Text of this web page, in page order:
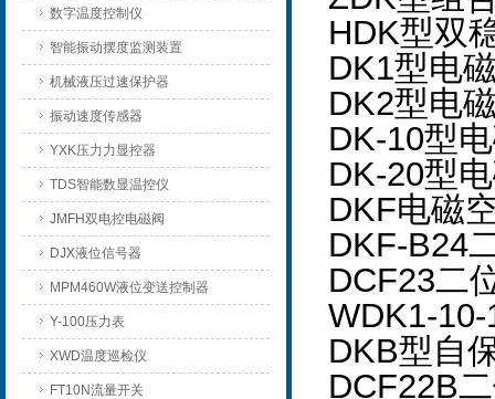
数字温度控制仪
智能振动摆度监测装置
机械液压过速保护器
振动速度传感器
YXK压力力显控器
TDS智能数显温控仪
JMFH双电控电磁阀
DJX液位信号器
MPM460W液位变送控制器
Y-100压力表
XWD温度巡检仪
FT10N流量开关
HDK型双
DK1型电
DK2型电
DK-10型
DK-20型
DKF电磁
DKF-B24
DCF23二
WDK1-
DKB型自
DCF22B